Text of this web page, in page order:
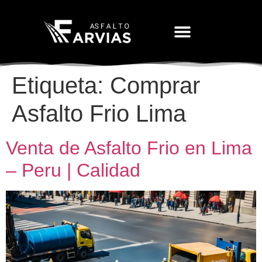
Etiqueta: Comprar
Asfalto Frio Lima
Venta de Asfalto Frio en Lima
– Peru | Calidad